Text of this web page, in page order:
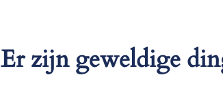
Er zijn geweldige